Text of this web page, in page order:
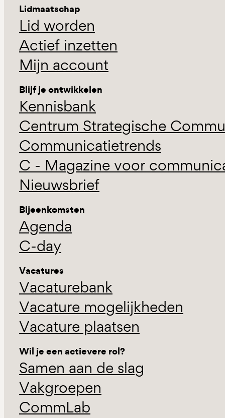
Lidmaatschap
Lid worden
Actief inzetten
Mijn account
Blijf je ontwikkelen
Kennisbank
Centrum Strategische
Communicatietrends
C - Magazine voor
Nieuwsbrief
Bijeenkomsten
Agenda
C-day
Vacatures
Vacaturebank
Vacature mogelijkheden
Vacature plaatsen
Wil je een actievere rol?
Samen aan de slag
Vakgroepen
CommLab